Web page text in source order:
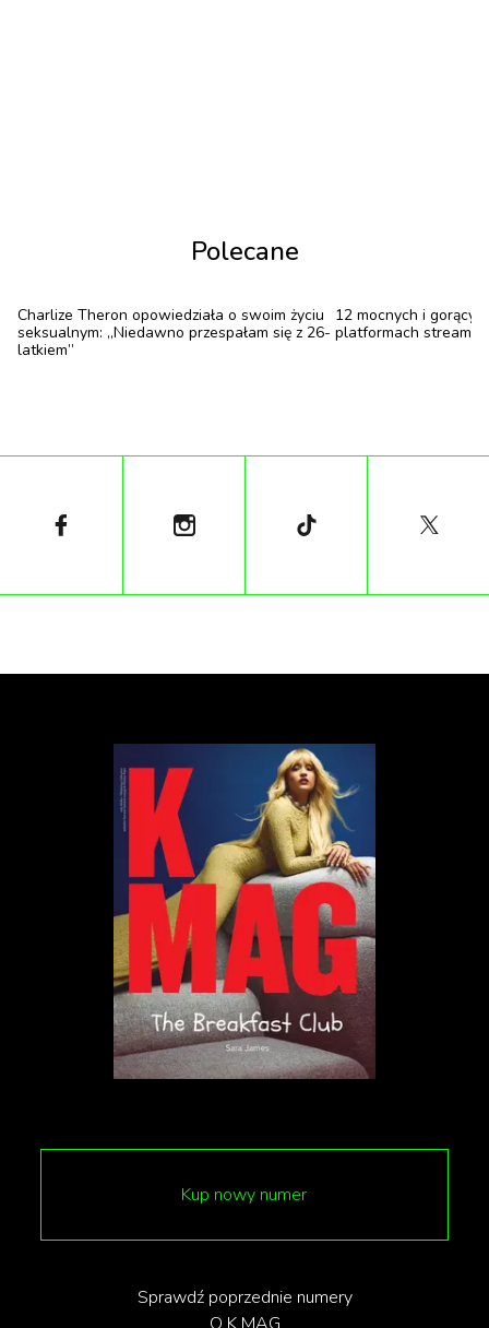
ekranach zostały w dużej mierze pominięte — a
Outside In (2017)
Ceniona amerykańska reżyserka Lynn Shelton w
intymną, stonowaną atmosferę. Opowieść o
mężczyźnie, który po 20 latach więzienia szuka
swojego miejsca, jego byłej nauczycielce, która czuje,
że utknęła w małżeństwie bez miłości, i jej córce
Hilde, która widzi w mężczyźnie pokrewną duszę.
Kameralny dramat o eksploracji zakazanych uczuć,
to jedna z najlepszych ról Jaya Duplassa i Edie Falco.
Polecane
Charlize Theron opowiedziała o swoim życiu
seksualnym: „Niedawno przespałam się z 26-
latkiem”
12 mocnych i
platformach
Kup nowy numer
Sprawdź poprzednie numery